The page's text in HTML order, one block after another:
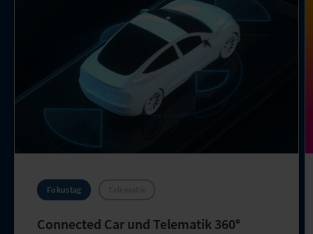
Fokustag
Connected Car und Telematik 360°